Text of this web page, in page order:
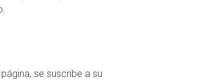
se suscribe a su